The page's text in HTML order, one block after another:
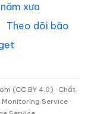
Đồn
xưa
Theo dõi bão
(CC BY 4.0) · Chất
Service ·